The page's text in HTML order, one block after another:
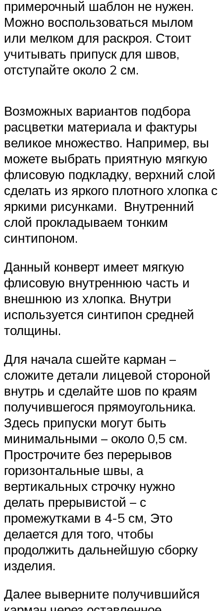
примерочный шаблон не нужен.
Можно воспользоваться мылом
или мелком для раскроя. Стоит
учитывать припуск для швов,
отступайте около 2 см.
Возможных вариантов подбора
расцветки материала и фактуры
великое множество. Например, вы
можете выбрать приятную мягкую
флисовую подкладку, верхний слой
сделать из яркого плотного хлопка с
яркими рисунками. Внутренний
слой прокладываем тонким
синтипоном.
Данный конверт имеет мягкую
флисовую внутреннюю часть и
внешнюю из хлопка. Внутри
используется синтипон средней
толщины.
Для начала сшейте карман –
сложите детали лицевой стороной
внутрь и сделайте шов по краям
получившегося прямоугольника.
Здесь припуски могут быть
минимальными – около 0,5 см.
Прострочите без перерывов
горизонтальные швы, а
вертикальных строчку нужно
делать прерывистой – с
промежутками в 4-5 см, Это
делается для того, чтобы
продолжить дальнейшую сборку
изделия.
Далее выверните получившийся